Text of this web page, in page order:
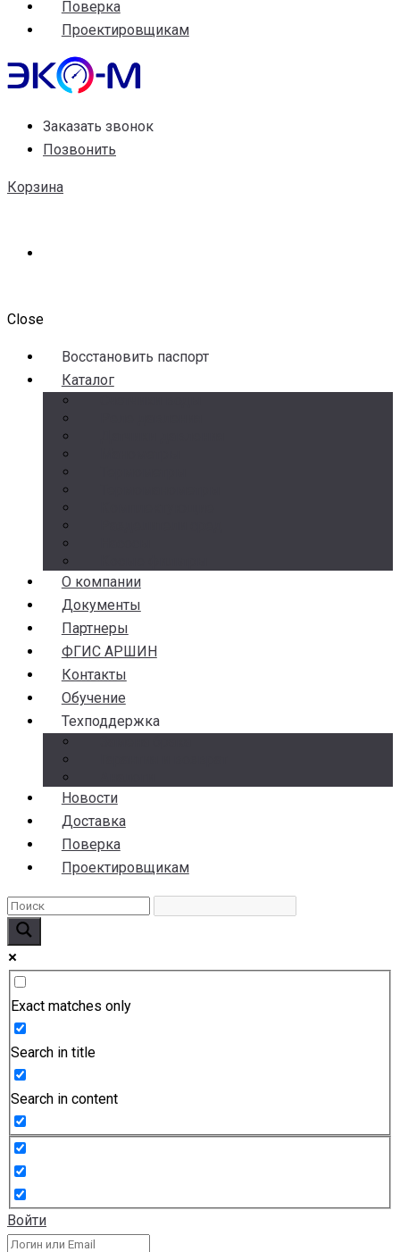
Поверка
Проектировщикам
Заказать звонок
Позвонить
Корзина
Close
Воccтановить паспорт
Каталог
О компании
Документы
Партнеры
ФГИС АРШИН
Контакты
Обучение
Техподдержка
Новости
Доставка
Поверка
Проектировщикам
Exact matches only
Search in title
Search in content
Войти